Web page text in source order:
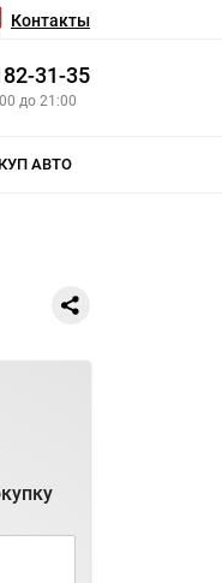
Контакты
31-35
до 21:00
АВТО